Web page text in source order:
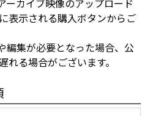
カイブ映像のアップロード
表示される購入ボタンからご
編集が必要となった場合、公
れる場合がございます。